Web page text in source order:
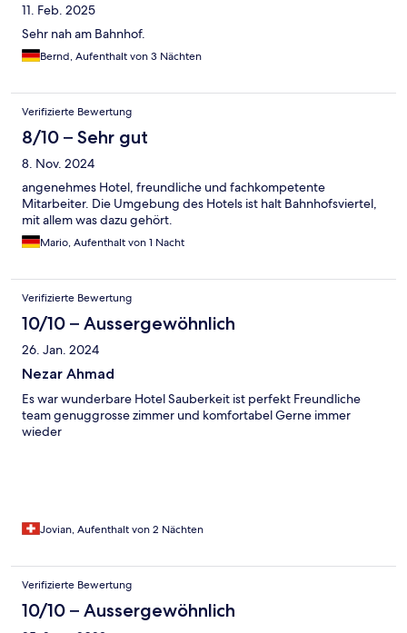
11. Feb. 2025
Sehr nah am Bahnhof.
Bernd, Aufenthalt von 3 Nächten
Verifizierte Bewertung
8/10 – Sehr gut
8. Nov. 2024
angenehmes Hotel, freundliche und fachkompetente
Mitarbeiter. Die Umgebung des Hotels ist halt Bahnhofsviertel,
mit allem was dazu gehört.
Mario, Aufenthalt von 1 Nacht
Verifizierte Bewertung
10/10 – Aussergewöhnlich
26. Jan. 2024
Nezar Ahmad
Es war wunderbare Hotel Sauberkeit ist perfekt Freundliche
team genuggrosse zimmer und komfortabel Gerne immer
wieder
Jovian, Aufenthalt von 2 Nächten
Verifizierte Bewertung
10/10 – Aussergewöhnlich